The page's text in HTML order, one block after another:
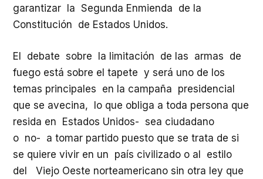
garantizar la Segunda Enmienda de la
Constitución de Estados Unidos.
El debate sobre la limitación de las armas de
fuego está sobre el tapete y será uno de los
temas principales en la campaña presidencial
que se avecina, lo que obliga a toda persona que
resida en Estados Unidos- sea ciudadano
o no- a tomar partido puesto que se trata de si
se quiere vivir en un país civilizado o al estilo
del Viejo Oeste norteamericano sin otra ley que